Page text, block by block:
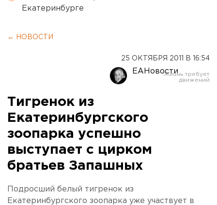
Екатеринбурге
← НОВОСТИ
25 ОКТЯБРЯ 2011 В 16:54
ЕАНовости
Тигренок из
Екатеринбургского
зоопарка успешно
выступает с цирком
братьев Запашных
Подросший белый тигренок из
Екатеринбургского зоопарка уже участвует в